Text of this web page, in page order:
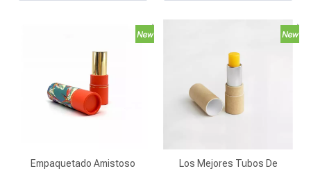
Empaquetado Amistoso
Los Mejores Tubos De